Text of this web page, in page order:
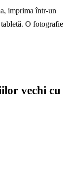
imprima într-un
O fotografie
vechi cu